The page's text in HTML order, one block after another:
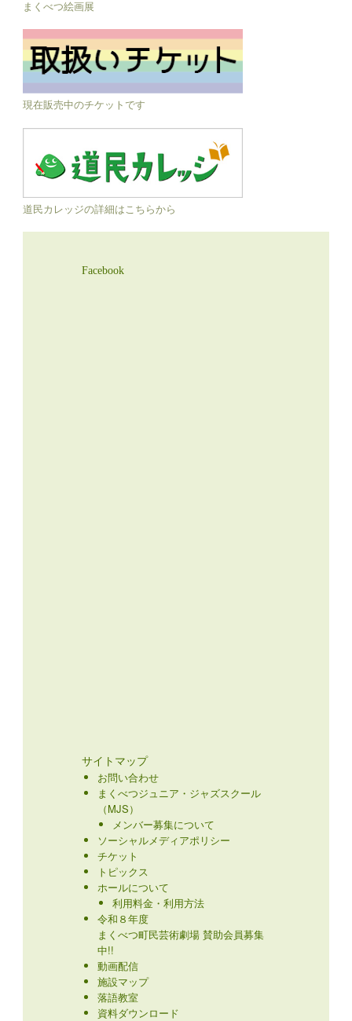
まくべつ絵画展
現在販売中のチケットです
道民カレッジの詳細はこちらから
Facebook
サイトマップ
お問い合わせ
まくべつジュニア・ジャズスクール
（MJS）
メンバー募集について
ソーシャルメディアポリシー
チケット
トピックス
ホールについて
利用料金・利用方法
令和８年度
まくべつ町民芸術劇場 賛助会員募集
中!!
動画配信
施設マップ
落語教室
資料ダウンロード